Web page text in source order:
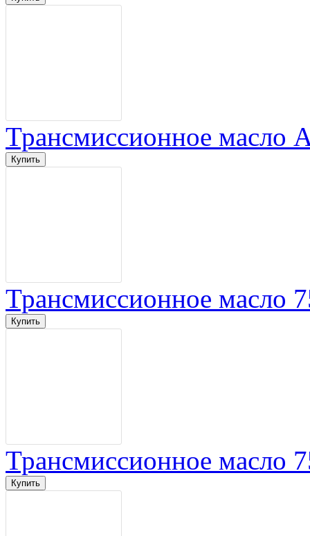
Трансмиссионное масло
Трансмиссионное масло
Трансмиссионное масло